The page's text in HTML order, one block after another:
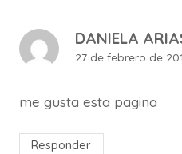
DANIELA
27 de febrero de
me gusta esta pagina
Responder